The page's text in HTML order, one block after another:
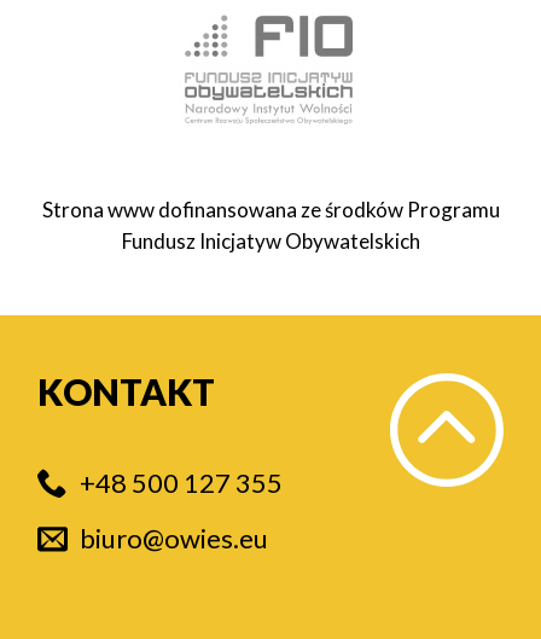
Strona www dofinansowana ze środków Programu
Fundusz Inicjatyw Obywatelskich
KONTAKT
+48 500 127 355
biuro@owies.eu